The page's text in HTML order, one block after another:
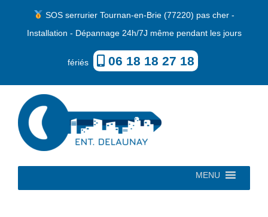
SOS serrurier Tournan-en-Brie (77220) pas cher -
Installation - Dépannage 24h/7J même pendant les jours
fériés 06 18 18 27 18
MENU